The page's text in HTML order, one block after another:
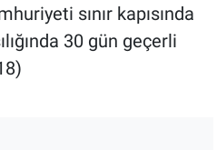
sınır kapısında
30 gün geçerli